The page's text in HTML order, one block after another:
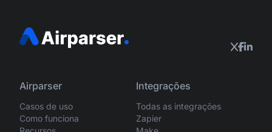
Airparser
Casos de uso
Como funciona
Integrações
Todas as integrações
Zapier